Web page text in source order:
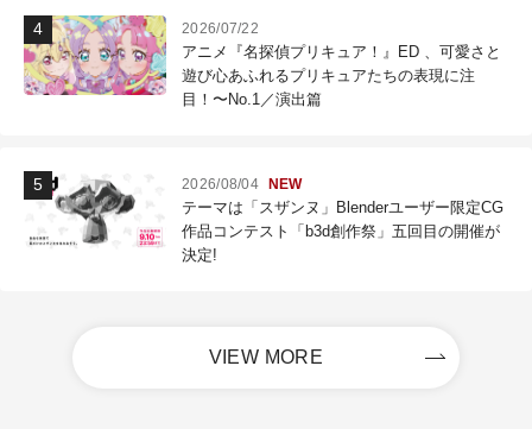
2026/07/22
アニメ『名探偵プリキュア！』ED 、可愛さと
遊び心あふれるプリキュアたちの表現に注
目！〜No.1／演出篇
2026/08/04 NEW
テーマは「スザンヌ」Blenderユーザー限定CG
作品コンテスト「b3d創作祭」五回目の開催が
決定!
VIEW MORE